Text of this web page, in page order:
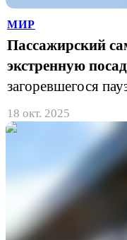
МИР
Пассажирский
экстренную
загоревшегося
18 окт. 2025